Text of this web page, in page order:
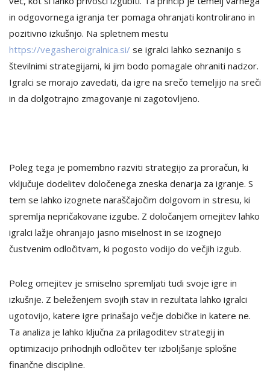
in odgovornega igranja ter pomaga ohranjati kontrolirano in
pozitivno izkušnjo. Na spletnem mestu
https://vegasheroigralnica.si/ se igralci lahko seznanijo s
številnimi strategijami, ki jim bodo pomagale ohraniti nadzor.
Igralci se morajo zavedati, da igre na srečo temeljijo na sreči
in da dolgotrajno zmagovanje ni zagotovljeno.
Poleg tega je pomembno razviti strategijo za proračun, ki
vključuje dodelitev določenega zneska denarja za igranje. S
tem se lahko izognete naraščajočim dolgovom in stresu, ki
spremlja nepričakovane izgube. Z določanjem omejitev lahko
igralci lažje ohranjajo jasno miselnost in se izognejo
čustvenim odločitvam, ki pogosto vodijo do večjih izgub.
Poleg omejitev je smiselno spremljati tudi svoje igre in
izkušnje. Z beleženjem svojih stav in rezultata lahko igralci
ugotovijo, katere igre prinašajo večje dobičke in katere ne.
Ta analiza je lahko ključna za prilagoditev strategij in
optimizacijo prihodnjih odločitev ter izboljšanje splošne
finančne discipline.